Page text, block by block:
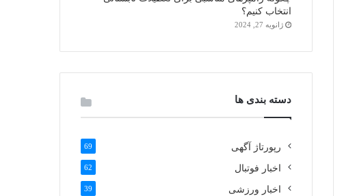
انتخاب کنیم؟
ژانویه 27, 2024
دسته بندی ها
رپورتاژ آگهی 69
اخبار فوتبال 62
اخبار ورزشی 39